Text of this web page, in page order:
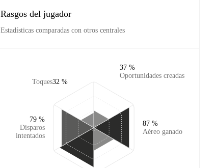
Rasgos del jugador
Estadísticas comparadas con otros centrales
Toques32 %
Disparos
intentados
79 %
Oportunidades creadas
37 %
Aéreo ganado
87 %